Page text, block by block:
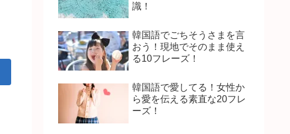
識！
韓国語でごちそうさまを言
おう！現地でそのまま使え
る10フレーズ！
韓国語で愛してる！女性か
ら愛を伝える素直な20フレ
ーズ！